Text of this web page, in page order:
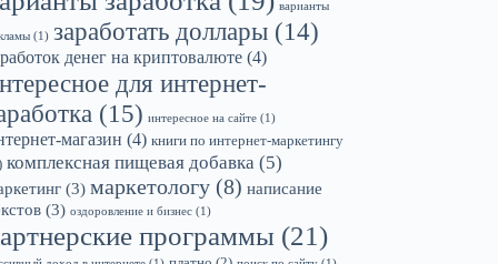
варианты
(1) заработать доллары (14)
денег на криптовалюте (4)
для интернет-
(15) интересное на сайте (1)
магазин (4) книги по интернет-маркетингу
комплексная пищевая добавка (5)
(3) маркетологу (8) написание
(3) оздоровление и бизнес (1)
программы (21)